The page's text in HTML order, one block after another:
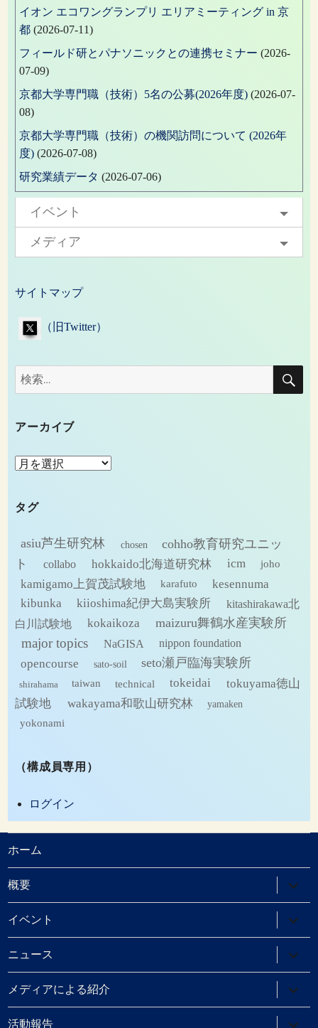
イオン エコワングランプリ エリアミーティング in 京
都 (2026-07-11)
フィールド研とパナソニックとの連携セミナー (2026-
07-09)
京都大学専門職（技術）5名の公募(2026年度) (2026-07-
08)
京都大学専門職（技術）の機関訪問について (2026年
度) (2026-07-08)
研究業績データ (2026-07-06)
イベント
メディア
サイトマップ
（旧Twitter）
検
索:
検
アーカイブ
ア
カ
ブ
タグ
asiu芦生研究林 chosen
cohho教育研究ユニッ
ト
collabo hokkaido北海道研究林 icm joho
kamigamo上賀茂試験地 karafuto
kesennuma
kibunka
kiioshima紀伊大島実験所
kitashirakawa北
白川試験地
kokaikoza maizuru舞鶴水産実験所
major topics NaGISA nippon foundation
opencourse sato-soil seto瀬戸臨海実験所
shirahama taiwan technical tokeidai
tokuyama徳山
試験地
wakayama和歌山研究林
yamaken
yokonami
（構成員専用）
ログイン
ホーム
概要
ブ
メ
ニ
ュ
ー
を
展
開
イベント
ブ
メ
ニ
ュ
ー
を
展
開
ニュース
ブ
メ
ニ
ュ
ー
を
メディアによる紹介
ブ
メ
ニ
活動報告